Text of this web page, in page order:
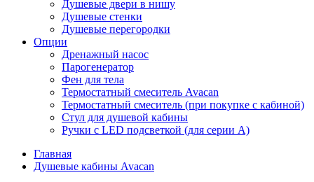
Душевые двери в нишу
Душевые стенки
Душевые перегородки
Опции
Дренажный насос
Парогенератор
Фен для тела
Термостатный смеситель Avacan
Термостатный смеситель (при покупке с кабиной)
Стул для душевой кабины
Ручки с LED подсветкой (для серии A)
Главная
Душевые кабины Avacan